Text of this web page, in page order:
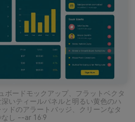
ボードモックアップ、フラットベクタ
いティールパネルと明るい黄色のハ
ドのアラートバッジ、クリーンなタ
なし --ar 16:9